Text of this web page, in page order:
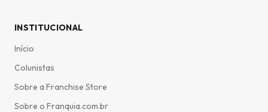
INSTITUCIONAL
Início
Colunistas
Sobre a Franchise Store
Sobre o Franquia.com.br